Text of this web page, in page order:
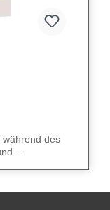
während des
Lock-Spritze